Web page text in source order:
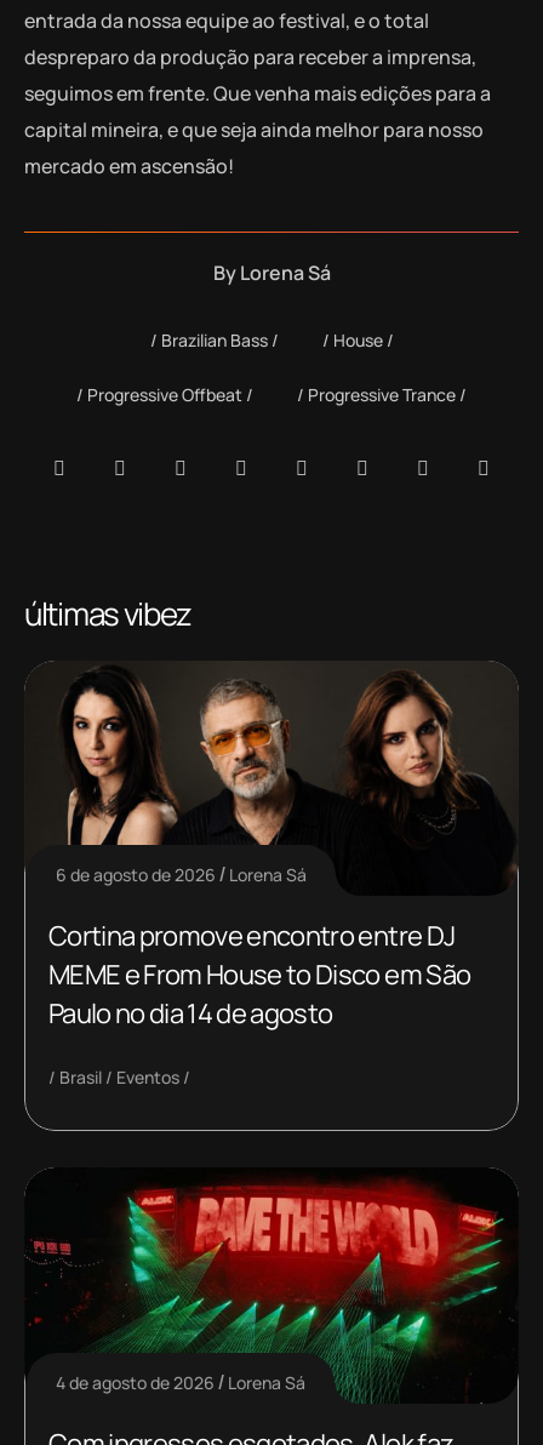
entrada da nossa equipe ao festival, e o total
despreparo da produção para receber a imprensa,
seguimos em frente. Que venha mais edições para a
capital mineira, e que seja ainda melhor para nosso
mercado em ascensão!
ByLorena Sá
Brazilian Bass House
Progressive Offbeat Progressive Trance
últimas vibez
6 de agosto de 2026 Lorena Sá
Cortina promove encontro entre DJ
MEME e From House to Disco em São
Paulo no dia 14 de agosto
Brasil Eventos
4 de agosto de 2026 Lorena Sá